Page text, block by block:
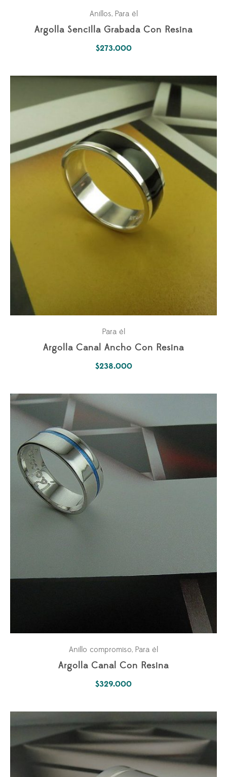
Anillos, Para él
Argolla Sencilla Grabada Con Resina
$273.000
Para él
Argolla Canal Ancho Con Resina
$238.000
Anillo compromiso, Para él
Argolla Canal Con Resina
$329.000